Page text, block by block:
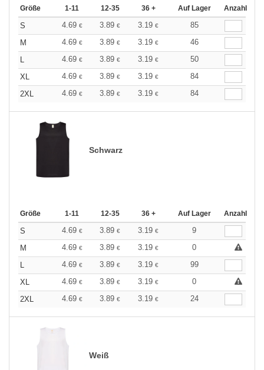
Größe 1-11 12-35 36 + Auf Lager Anzahl
S 4.69 € 3.89 € 3.19 €
85
M
4.69 € 3.89 € 3.19 €
46
L
4.69 € 3.89 € 3.19 €
50
XL
4.69 € 3.89 € 3.19 €
84
2XL
4.69 € 3.89 € 3.19 € 84
Schwarz
Größe 1-11 12-35 36 + Auf Lager Anzahl
S 4.69 € 3.89 € 3.19 €
9
M
4.69 € 3.89 € 3.19 €
0
L
4.69 € 3.89 € 3.19 €
99
XL
4.69 € 3.89 € 3.19 €
0
2XL
4.69 € 3.89 € 3.19 € 24
Weiß